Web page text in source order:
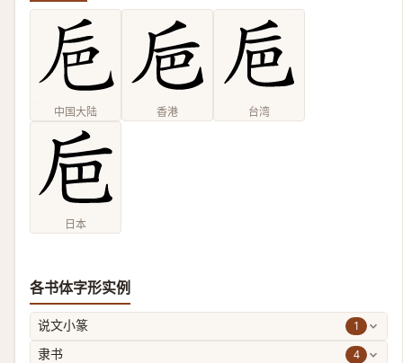
中国大陆 香港 台湾
日本
各书体字形实例
说文小篆 1
隶书 4